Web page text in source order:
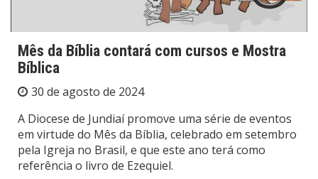
Mês da Bíblia contará com cursos e Mostra
Bíblica
30 de agosto de 2024
A Diocese de Jundiaí promove uma série de eventos
em virtude do Mês da Bíblia, celebrado em setembro
pela Igreja no Brasil, e que este ano terá como
referência o livro de Ezequiel.